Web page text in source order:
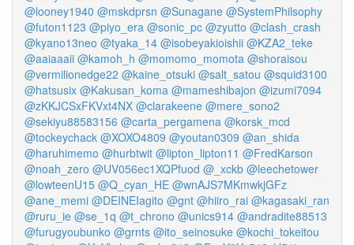
@looney1940 @mskdprsn @Sunagane @SystemPhilsophy
@futon1123 @piyo_era @sonic_pc @zyutto @clash_crash
@kyano13neo @tyaka_14 @isobeyakioishii @KZA2_teke
@aaiaaaii @kamoh_h @momomo_momota @shoraisou
@vermilionedge22 @kaine_otsuki @salt_satou @squid3100
@hatsusix @Kakusan_koma @mameshibajon @izumi7094
@zKKJCSxFKVxt4NX @clarakeene @mere_sono2
@sekiyu88583156 @carta_pergamena @korsk_mcd
@tockeychack @XOXO4809 @youtan0309 @an_shida
@haruhimemo @hurbtwit @lipton_lipton11 @FredKarson
@noah_zero @UV056ec1XQPfuod @_xckb @leechetower
@lowteenU15 @Q_cyan_HE @wnAJS7MKmwkjGFz
@ane_memi @DEINEIagito @gnt @hiiro_rai @kagasaki_ran
@ruru_ie @se_1q @t_chrono @unics914 @andradite88513
@furugyoubunko @grnts @ito_seinosuke @kochi_tokeitou